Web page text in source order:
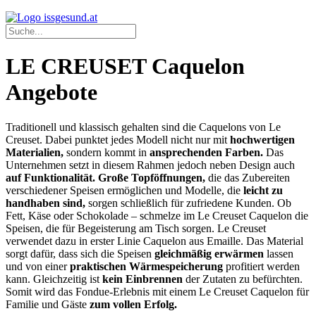
LE CREUSET Caquelon
Angebote
Traditionell und klassisch gehalten sind die Caquelons von Le
Creuset. Dabei punktet jedes Modell nicht nur mit hochwertigen
Materialien, sondern kommt in ansprechenden Farben. Das
Unternehmen setzt in diesem Rahmen jedoch neben Design auch
auf Funktionalität. Große Topföffnungen, die das Zubereiten
verschiedener Speisen ermöglichen und Modelle, die leicht zu
handhaben sind, sorgen schließlich für zufriedene Kunden. Ob
Fett, Käse oder Schokolade – schmelze im Le Creuset Caquelon die
Speisen, die für Begeisterung am Tisch sorgen. Le Creuset
verwendet dazu in erster Linie Caquelon aus Emaille. Das Material
sorgt dafür, dass sich die Speisen gleichmäßig erwärmen lassen
und von einerpraktischen Wärmespeicherung profitiert werden
kann. Gleichzeitig ist kein Einbrennen der Zutaten zu befürchten.
Somit wird das Fondue-Erlebnis mit einem Le Creuset Caquelon für
Familie und Gäste zum vollen Erfolg.